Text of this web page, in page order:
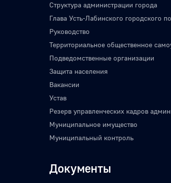
Структура администрации города
Глава Усть-Лабинского городского
Руководство
Территориальное общественное
Подведомственные организации
Защита населения
Вакансии
Устав
Резерв управленческих кадров
Муниципальное имущество
Муниципальный контроль
Документы